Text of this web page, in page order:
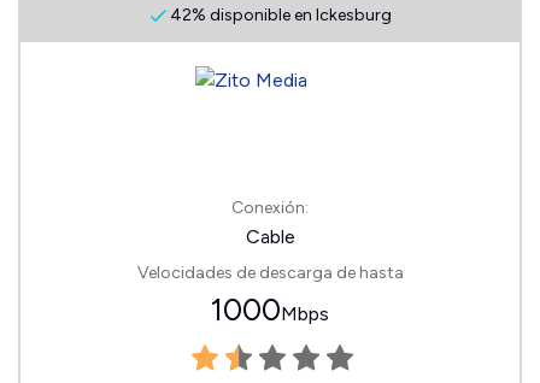
42% disponible en Ickesburg
Conexión:
Cable
Velocidades de descarga de hasta
1000Mbps